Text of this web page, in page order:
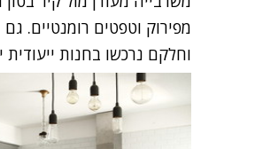
מפירוק וטפטים רומנטיים.
וחלקם נרכשו בחנות ייעודית